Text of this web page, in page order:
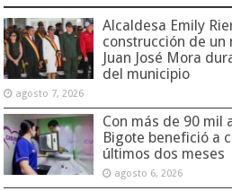
Alcaldesa Emily
construcción de un
Juan José Mora
del municipio
agosto 7, 2026
Con más de 90 mil
Bigote benefició a
últimos dos meses
agosto 6, 2026